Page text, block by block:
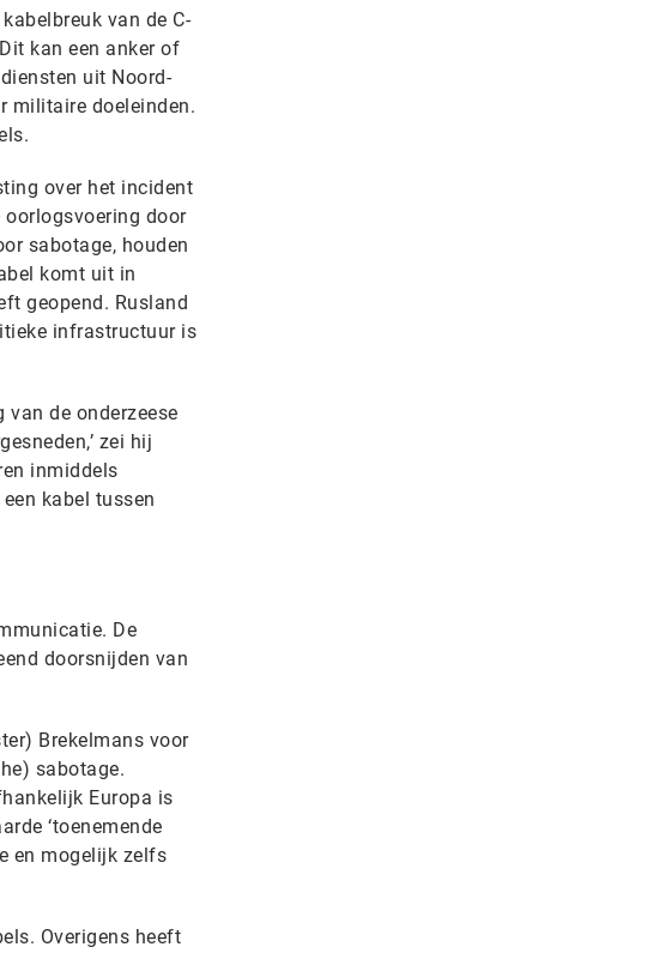
van de C-
kan een anker of
uit Noord-
militaire doeleinden.
over het incident
oorlogsvoering door
sabotage, houden
komt uit in
geopend. Rusland
infrastructuur is
de onderzeese
zei hij
inmiddels
kabel tussen
De
doorsnijden van
Brekelmans voor
sabotage.
Europa is
‘toenemende
en mogelijk zelfs
Overigens heeft